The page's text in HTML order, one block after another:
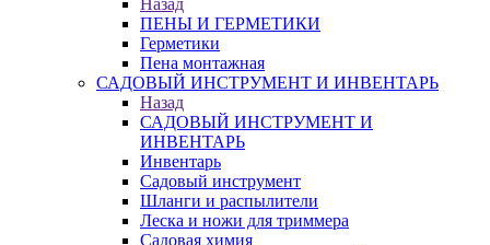
Назад
ПЕНЫ И ГЕРМЕТИКИ
Герметики
Пена монтажная
САДОВЫЙ ИНСТРУМЕНТ И ИНВЕНТАРЬ
Назад
САДОВЫЙ ИНСТРУМЕНТ И
ИНВЕНТАРЬ
Инвентарь
Садовый инструмент
Шланги и распылители
Леска и ножи для триммера
Садовая химия